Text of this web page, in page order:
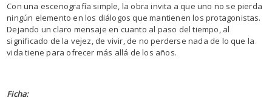
Con una escenografía simple, la obra invita a que uno no se pierda
ningún elemento en los diálogos que mantienen los protagonistas.
Dejando un claro mensaje en cuanto al paso del tiempo, al
significado de la vejez, de vivir, de no perderse nada de lo que la
vida tiene para ofrecer más allá de los años.
Ficha: